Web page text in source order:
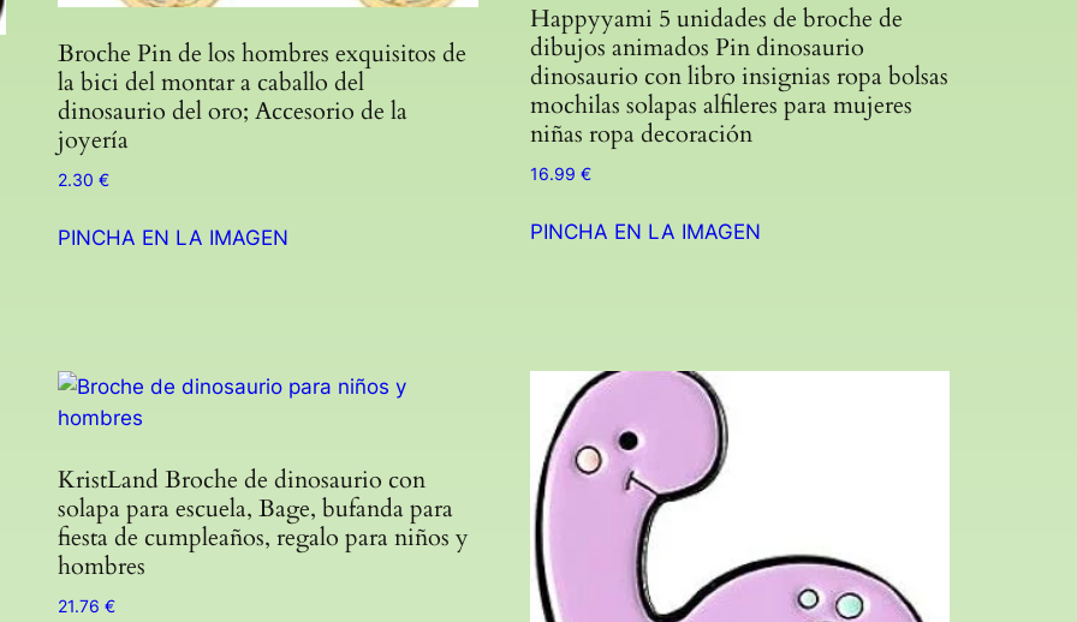
Broche Pin de los hombres exquisitos de
la bici del montar a caballo del
dinosaurio del oro; Accesorio de la
joyería
2.30€
PINCHA EN LA IMAGEN
Happyyami 5 unidades de broche de
dibujos animados Pin dinosaurio
dinosaurio con libro insignias ropa bolsas
mochilas solapas alfileres para mujeres
niñas ropa decoración
16.99 €
PINCHA EN LA IMAGEN
KristLand Broche de dinosaurio con
solapa para escuela, Bage, bufanda para
fiesta de cumpleaños, regalo para niños y
hombres
21.76€